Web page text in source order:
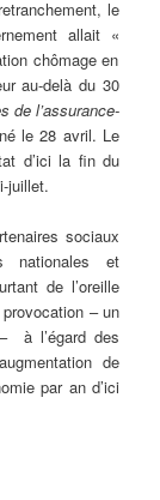
le
allait «
chômage en
au-delà du 30
de l’assurance-
le 28 avril. Le
d’ici la fin du
juillet.
sociaux
nationales et
de l’oreille
– un
à l’égard des
de
par an d’ici